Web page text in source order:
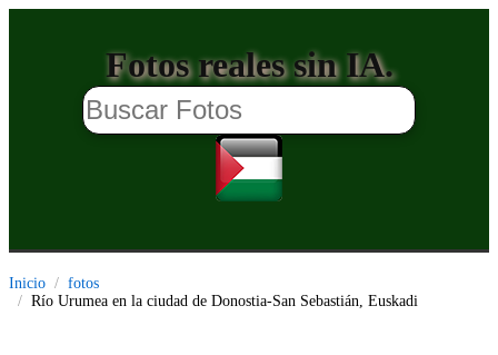
Fotos reales sin IA.
Inicio
fotos
Río Urumea en la ciudad de Donostia-San Sebastián, Euskadi